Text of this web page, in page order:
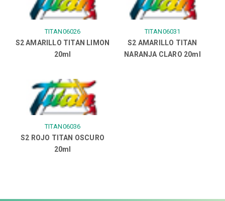
TITAN06026
S2 AMARILLO TITAN LIMON
20ml
TITAN06031
S2 AMARILLO TITAN
NARANJA CLARO 20ml
TITAN06036
S2 ROJO TITAN OSCURO
20ml